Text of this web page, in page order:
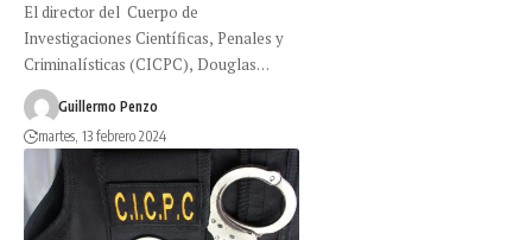
El director del Cuerpo de
Investigaciones Científicas, Penales y
Criminalísticas (CICPC), Douglas…
Guillermo Penzo
martes, 13 febrero 2024